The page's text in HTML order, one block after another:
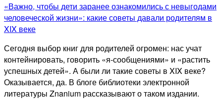
«Важно, чтобы дети заранее ознакомились с невыгодами
человеческой жизни»: какие советы давали родителям в
XIX веке
Сегодня выбор книг для родителей огромен: нас учат
контейнировать, говорить «я-сообщениями» и «растить
успешных детей». А были ли такие советы в XIX веке?
Оказывается, да. В блоге библиотеки электронной
литературы Znanium рассказывают о таком издании.